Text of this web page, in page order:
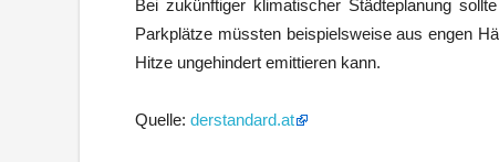
Bei zukünftiger klimatischer Städteplanung
Parkplätze müssten beispielsweise aus engen
Hitze ungehindert emittieren kann.
Quelle: derstandard.at